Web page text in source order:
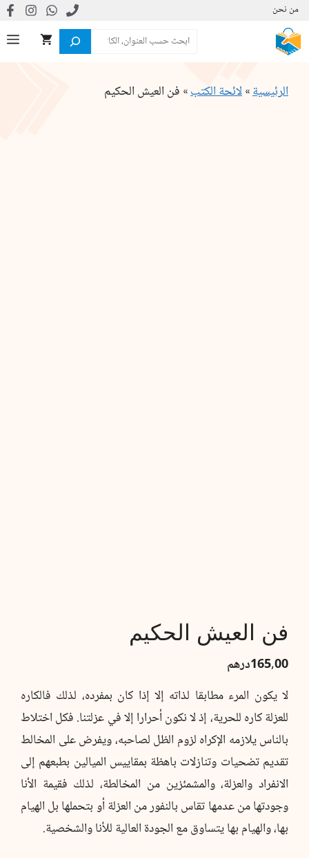
انتقل
إلى
المحتوى
من نحن
البحث
الرئيسية»لائحة الكتب» فن العيش الحكيم
فن العيش الحكيم
165,00درهم
لا يكون المرء مطابقا لذاته إلا إذا كان بمفرده، لذلك فالكاره
للعزلة كاره للحرية، إذ لا نكون أحرارا إلا في عزلتنا. فكل اختلاط
بالناس يلازمه الإكراه لزوم الظل لصاحبه، ويفرض على المخالط
تقديم تضحيات وتنازلات باهظة بمقاييس الميالين بطبعهم إلى
الانفراد والعزلة، والمشمئزين من المخالطة، لذلك فقيمة الأنا
وجودتها من عدمها تقاس بالنفور من العزلة أو بتحملها بل الهيام
بها، والهيام بها يتساوق مع الجودة العالية للأنا والشخصية.